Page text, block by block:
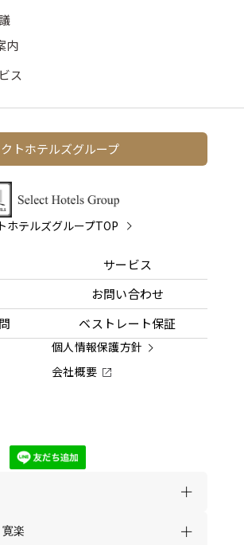
内
ス
グランドホテル TOP
トホテルズグループ
ホテルズグループTOP
サービス
お問い合わせ
ベストレート保証
個人情報保護方針
会社概要
楽